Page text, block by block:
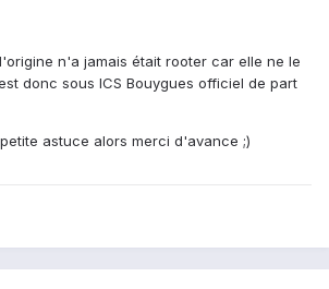
n'a jamais était rooter car elle ne le
donc sous ICS Bouygues officiel de part
astuce alors merci d'avance ;)